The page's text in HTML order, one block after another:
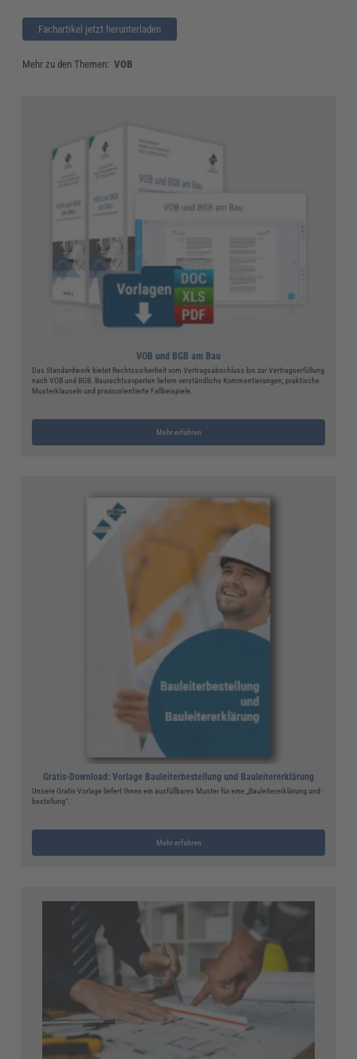
Fachartikel jetzt herunterladen
Mehr zu den Themen: VOB
VOB und BGB am Bau
Das Standardwerk bietet Rechtssicherheit vom Vertragsabschluss bis zur Vertragserfüllung
nach VOB und BGB. Baurechtsexperten liefern verständliche Kommentierungen, praktische
Musterklauseln und praxisorientierte Fallbeispiele.
Mehr erfahren
Gratis-Download: Vorlage Bauleiterbestellung und Bauleitererklärung
Unsere Gratis-Vorlage liefert Ihnen ein ausfüllbares Muster für eine „Bauleitererklärung und -
bestellung“.
Mehr erfahren